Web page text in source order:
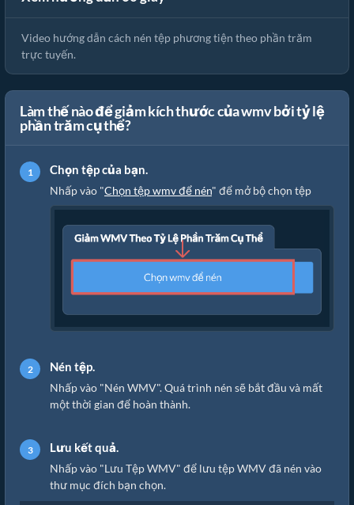
Video hướng dẫn cách nén tệp phương tiện theo phần trăm
trực tuyến.
Làm thế nào để giảm kích thước của wmv bởi tỷ lệ
phần trăm cụ thể?
Chọn tệp của bạn.
Nhấp vào "Chọn tệp wmv để nén" để mở bộ chọn tệp
Nén tệp.
Nhấp vào "Nén WMV". Quá trình nén sẽ bắt đầu và mất
một thời gian để hoàn thành.
Lưu kết quả.
Nhấp vào "Lưu Tệp WMV" để lưu tệp WMV đã nén vào
thư mục đích bạn chọn.